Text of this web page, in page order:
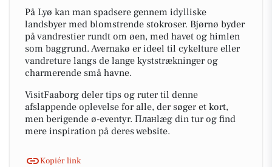
På Lyø kan man spadsere gennem idylliske
landsbyer med blomstrende stokroser. Bjørnø byder
på vandrestier rundt om øen, med havet og himlen
som baggrund. Avernakø er ideel til cykelture eller
vandreture langs de lange kyststrækninger og
charmerende små havne.
VisitFaaborg deler tips og ruter til denne
afslappende oplevelse for alle, der søger et kort,
men berigende ø-eventyr. Планlæg din tur og find
mere inspiration på deres website.
Kopiér link